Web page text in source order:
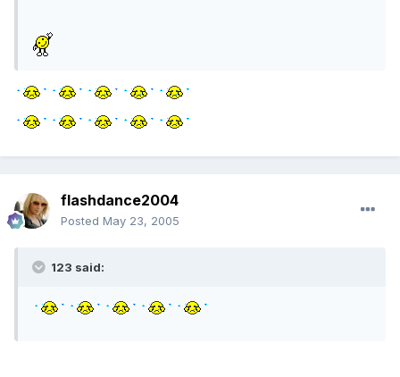
flashdance2004
Posted May 23, 2005
123 said: